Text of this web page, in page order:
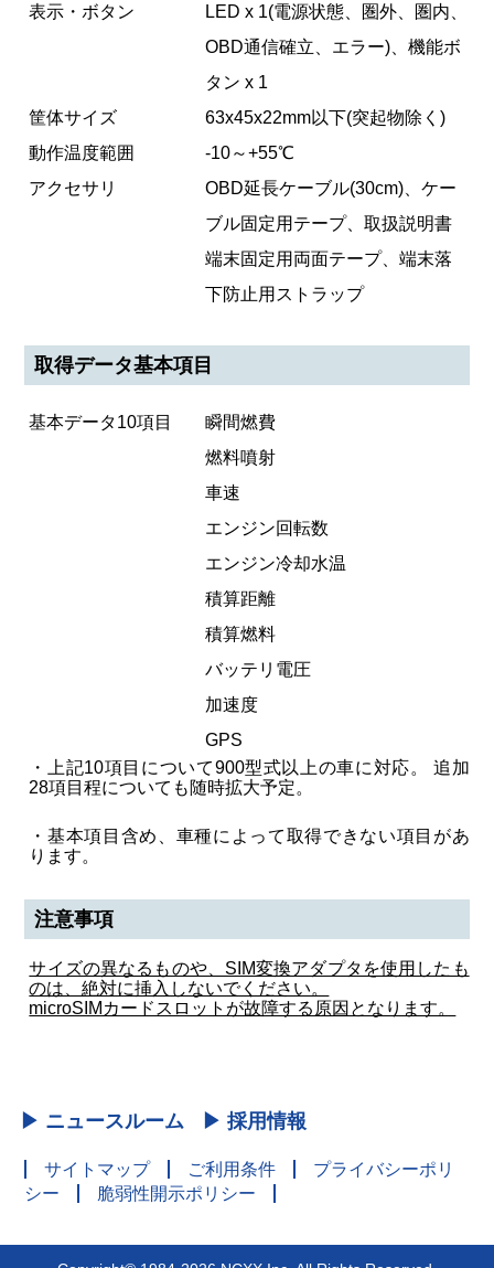
表示・ボタン
LED x 1(電源状態、圏外、圏内、
OBD通信確立、エラー)、機能ボ
タン x 1
筐体サイズ
63x45x22mm以下(突起物除く)
動作温度範囲
-10～+55℃
アクセサリ
OBD延長ケーブル(30cm)、ケー
ブル固定用テープ、取扱説明書
端末固定用両面テープ、端末落
下防止用ストラップ
取得データ基本項目
基本データ10項目
瞬間燃費
燃料噴射
車速
エンジン回転数
エンジン冷却水温
積算距離
積算燃料
バッテリ電圧
加速度
GPS
・上記10項目について900型式以上の車に対応。 追加
28項目程についても随時拡大予定。
・基本項目含め、車種によって取得できない項目があ
ります。
注意事項
サイズの異なるものや、SIM変換アダプタを使用したも
のは、絶対に挿入しないでください。
microSIMカードスロットが故障する原因となります。
▶ ニュースルーム ▶ 採用情報
サイトマップ ご利用条件
プライバシーポリ
シー
脆弱性開示ポリシー